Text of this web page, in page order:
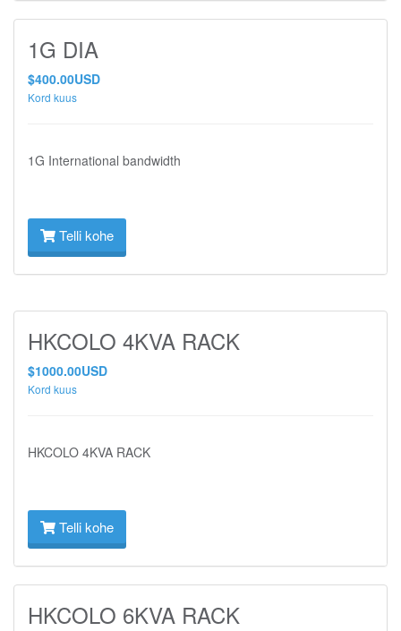
1G DIA
$400.00USD
Kord kuus
1G International bandwidth
Telli kohe
HKCOLO 4KVA RACK
$1000.00USD
Kord kuus
HKCOLO 4KVA RACK
Telli kohe
HKCOLO 6KVA RACK